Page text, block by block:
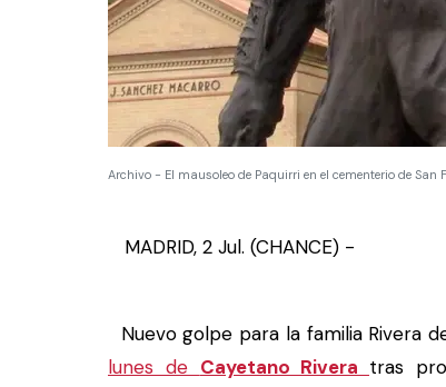
Archivo - El mausoleo de Paquirri en el cementerio de San
MADRID, 2 Jul. (CHANCE) -
Nuevo golpe para la familia Rivera
lunes de Cayetano Rivera tras